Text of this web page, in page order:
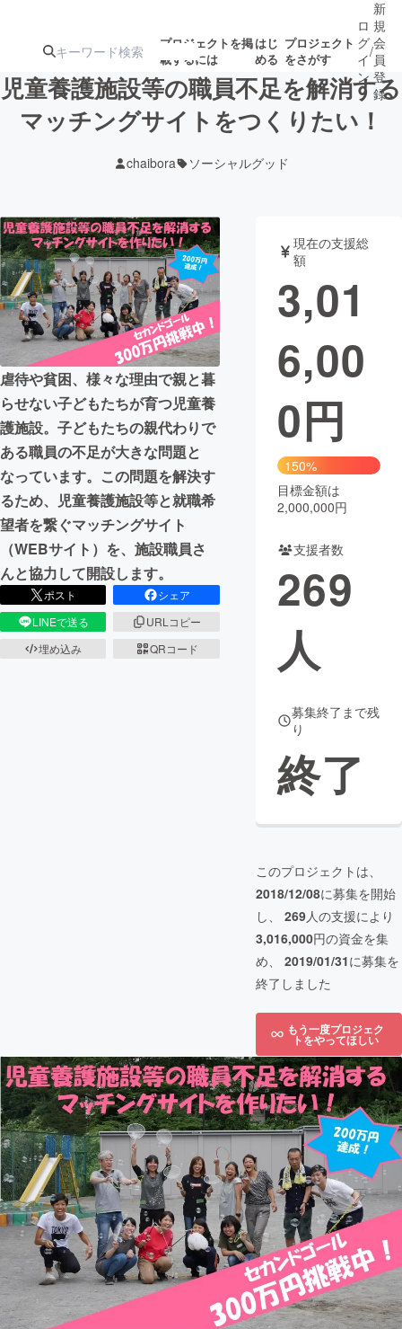
プロジェクトを掲
載するには
はじ
める
プロジェクト
をさがす
ジェクト
ロジェクト
アート・写真 音楽
テクノロジー・ガジェット ゲーム・サ
映像・映画
ビジネス・起業
まちづくり・地域活性化
CAMPFIRE for Social Good
CAMPFIRE Creation
CAMPFIREふるさと納税
コミュニティ
ロ
グ
イ
ン
/
新
規
会
員
登
録
児童養護施設等の職員不足を解消する
マッチングサイトをつくりたい！
chaibora ソーシャルグッド
虐待や貧困、様々な理由で親と暮
らせない子どもたちが育つ児童養
護施設。子どもたちの親代わりで
ある職員の不足が大きな問題と
なっています。この問題を解決す
るため、児童養護施設等と就職希
望者を繋ぐマッチングサイト
（WEBサイト）を、施設職員さ
んと協力して開設します。
ポスト
シェア
LINEで送る
URLコピー
埋め込み
QRコード
現在の支援総
額
3,01
6,00
0円
150%
目標金額は
2,000,000円
支援者数
269
人
募集終了まで残
り
終了
このプロジェクトは、
2018/12/08に募集を開始
し、 269人の支援により
3,016,000円の資金を集
め、 2019/01/31に募集を
終了しました
もう一度プロジェク
トをやってほしい